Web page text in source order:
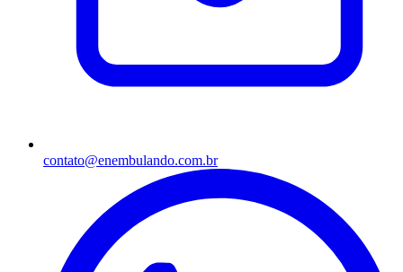
contato@enembulando.com.br